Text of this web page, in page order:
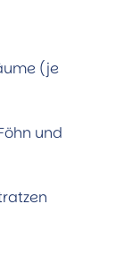
(je
und